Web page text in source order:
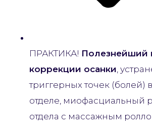
ПРАКТИКА! Полезнейший
коррекции осанки ,
триггерных точек (болей)
отделе, миофасциальный
отдела с массажным